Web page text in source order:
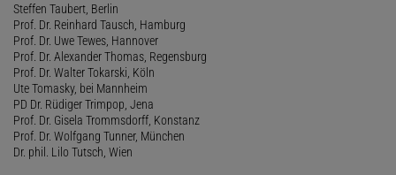
Steffen Taubert, Berlin
Prof. Dr. Reinhard Tausch, Hamburg
Prof. Dr. Uwe Tewes, Hannover
Prof. Dr. Alexander Thomas, Regensburg
Prof. Dr. Walter Tokarski, Köln
Ute Tomasky, bei Mannheim
PD Dr. Rüdiger Trimpop, Jena
Prof. Dr. Gisela Trommsdorff, Konstanz
Prof. Dr. Wolfgang Tunner, München
Dr. phil. Lilo Tutsch, Wien